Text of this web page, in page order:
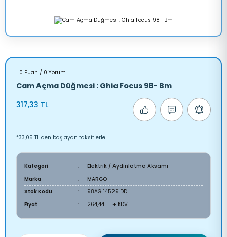
0 Puan / 0 Yorum
Cam Açma Düğmesi : Ghia Focus 98- Bm
317,33 TL
*33,05 TL den başlayan taksitlerle!
Kategori
Elektrik / Aydınlatma Aksamı
Marka
MARGO
Stok Kodu
98AG 14529 DD
Fiyat
264,44 TL + KDV